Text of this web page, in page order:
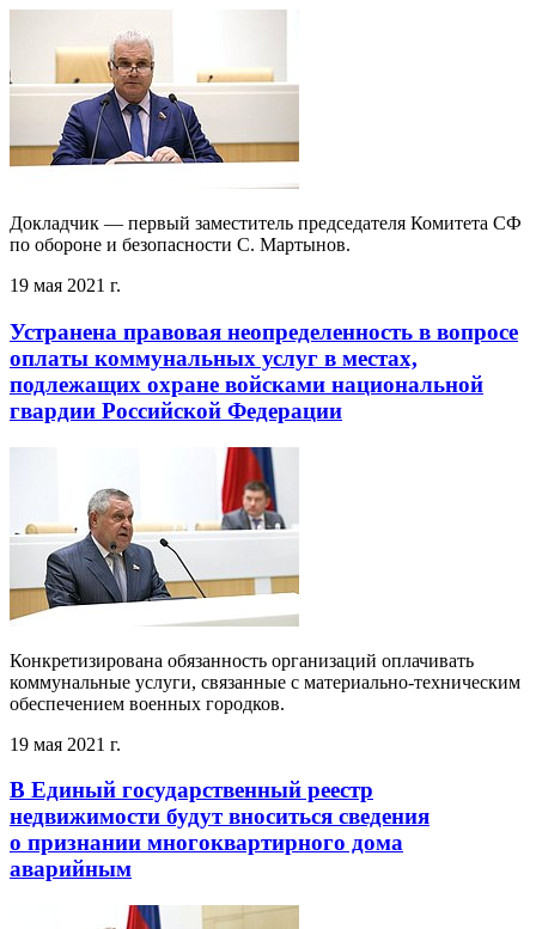
Докладчик — первый заместитель председателя Комитета СФ
по обороне и безопасности С. Мартынов.
19 мая 2021 г.
Устранена правовая неопределенность в вопросе
оплаты коммунальных услуг в местах,
подлежащих охране войсками национальной
гвардии Российской Федерации
Конкретизирована обязанность организаций оплачивать
коммунальные услуги, связанные с материально-техническим
обеспечением военных городков.
19 мая 2021 г.
В Единый государственный реестр
недвижимости будут вноситься сведения
о признании многоквартирного дома
аварийным